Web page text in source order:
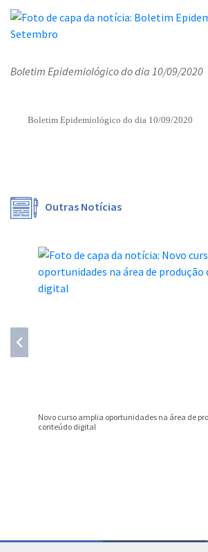
Boletim Epidemiológico do dia 10/09/2020
Boletim Epidemiológico do dia 10/09/2020
Outras Notícias
Novo curso amplia oportunidades na área de
conteúdo digital